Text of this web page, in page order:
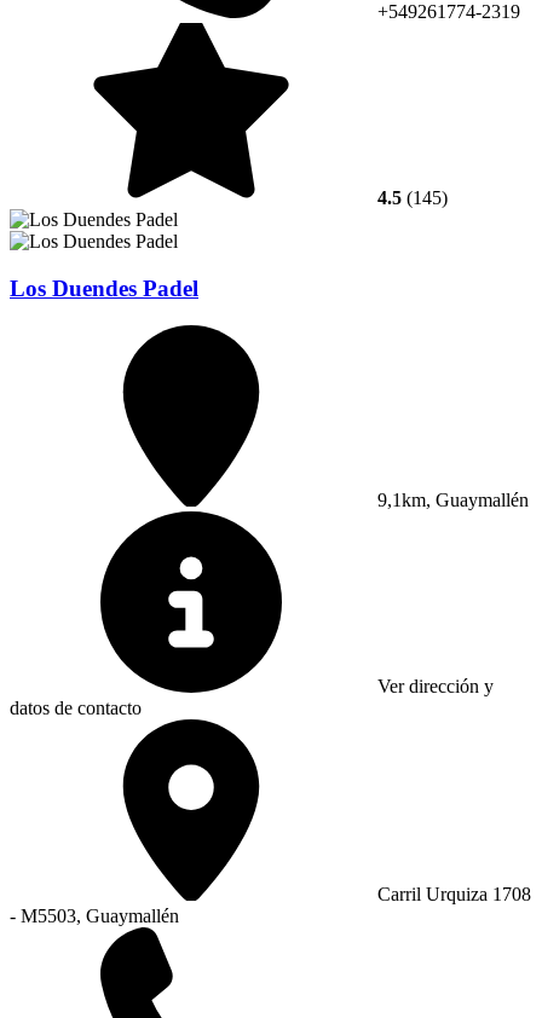
+549261774-2319
4.5 (145)
Los Duendes Padel
9,1km, Guaymallén
Ver dirección y
datos de contacto
Carril Urquiza 1708
- M5503, Guaymallén